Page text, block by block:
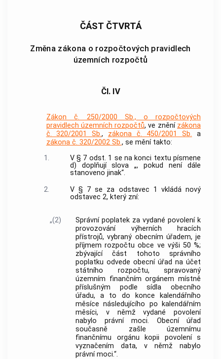
ČÁST ČTVRTÁ
Změna zákona o rozpočtových pravidlech
územních rozpočtů
Čl. IV
Zákon č. 250/2000 Sb., o rozpočtových
pravidlech územních rozpočtů, ve znění zákona
č. 320/2001 Sb., zákona č. 450/2001 Sb. a
zákona č. 320/2002 Sb., se mění takto:
1.
V § 7 odst. 1 se na konci textu písmene
d) doplňují slova „, pokud není dále
stanoveno jinak“.
2.
V § 7 se za odstavec 1 vkládá nový
odstavec 2, který zní:
„(2)
Správní poplatek za vydané povolení k
provozování výherních hracích
přístrojů, vybraný obecním úřadem, je
příjmem rozpočtu obce ve výši 50 %;
zbývající část tohoto správního
poplatku odvede obecní úřad na účet
státního rozpočtu, spravovaný
územním finančním orgánem místně
příslušným podle sídla obecního
úřadu, a to do konce kalendářního
měsíce následujícího po kalendářním
měsíci, v němž vydané povolení
nabylo právní moci. Obecní úřad
současně zašle územnímu
finančnímu orgánu kopii povolení s
vyznačením data, v němž nabylo
právní moci.“.